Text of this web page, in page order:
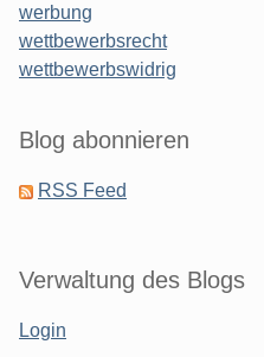
werbung
wettbewerbsrecht
wettbewerbswidrig
Blog abonnieren
RSS Feed
Verwaltung des Blogs
Login